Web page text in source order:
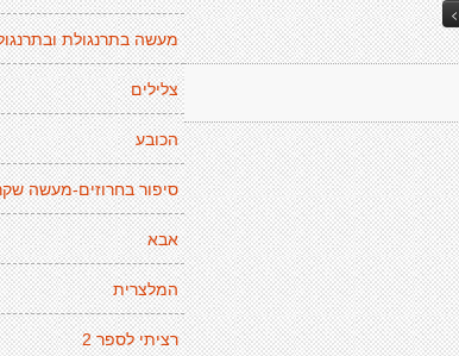
מעשה בתרנגולת
צלילים
הכובע
סיפור בחרוזים-מעשה
אבא
המלצרית
רציתי לספר 2